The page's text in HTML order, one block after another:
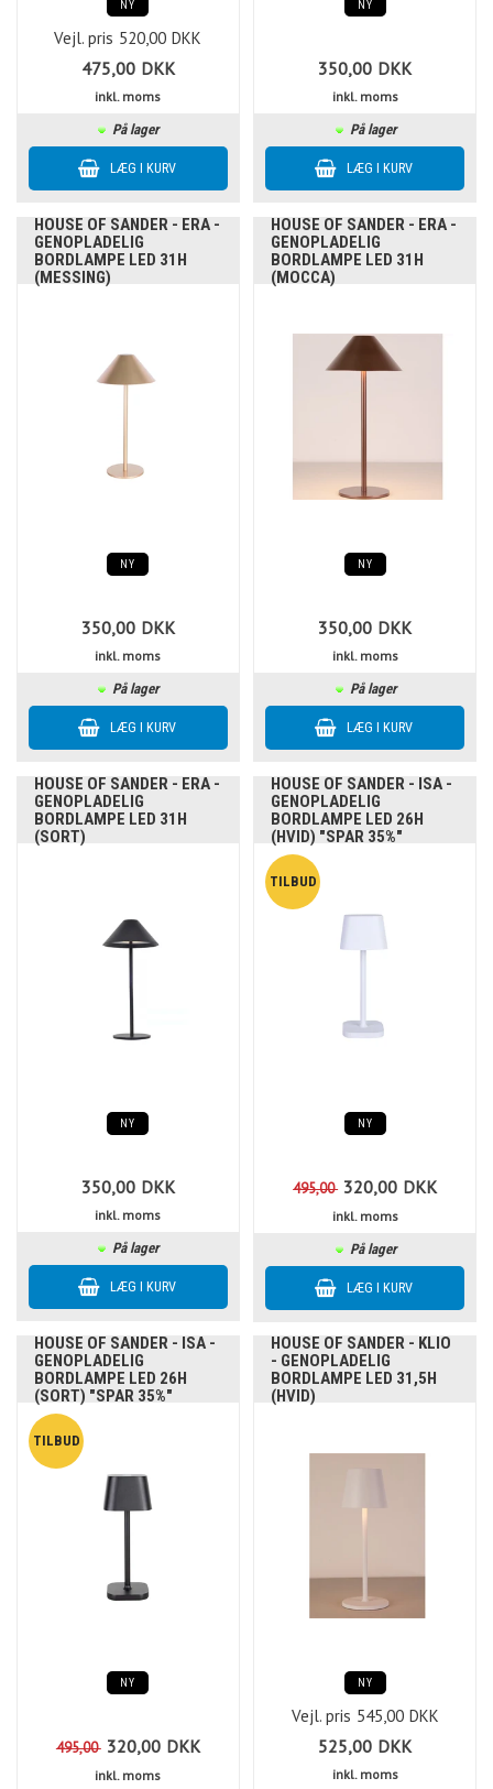
NY
Vejl. pris 520,00 DKK
475,00 DKK
inkl. moms
På lager
NY
350,00 DKK
inkl. moms
På lager
HOUSE OF SANDER - ERA -
GENOPLADELIG
BORDLAMPE LED 31H
(MESSING)
NY
350,00 DKK
inkl. moms
På lager
HOUSE OF SANDER - ERA -
GENOPLADELIG
BORDLAMPE LED 31H
(MOCCA)
NY
350,00 DKK
inkl. moms
På lager
HOUSE OF SANDER - ERA -
GENOPLADELIG
BORDLAMPE LED 31H
(SORT)
NY
350,00 DKK
inkl. moms
På lager
HOUSE OF SANDER - ISA -
GENOPLADELIG
BORDLAMPE LED 26H
(HVID) "SPAR 35%"
NY
495,00 320,00 DKK
inkl. moms
På lager
HOUSE OF SANDER - ISA -
GENOPLADELIG
BORDLAMPE LED 26H
(SORT) "SPAR 35%"
NY
495,00 320,00 DKK
inkl. moms
HOUSE OF SANDER - KLIO
- GENOPLADELIG
BORDLAMPE LED 31,5H
(HVID)
NY
Vejl. pris 545,00 DKK
525,00 DKK
inkl. moms